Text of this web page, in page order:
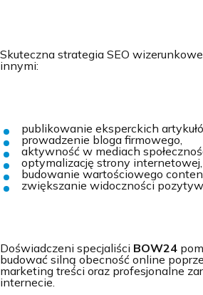
Skuteczna strategia SEO
innymi:
publikowanie eksperckich
prowadzenie bloga firmowego,
aktywność w mediach
optymalizację strony internetowej,
budowanie wartościowego
zwiększanie widoczności
Doświadczeni specjaliści BOW24
budować silną obecność online
marketing treści oraz profesjonalne
internecie.